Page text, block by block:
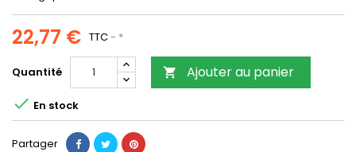
22,77 € TTC *
Quantité  Ajouter au panier
 En stock
Partager